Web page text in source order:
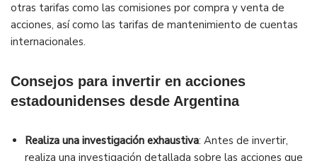
otras tarifas como las comisiones por compra y venta de
acciones, así como las tarifas de mantenimiento de cuentas
internacionales.
Consejos para invertir en acciones
estadounidenses desde Argentina
Realiza una investigación exhaustiva: Antes de invertir,
realiza una investigación detallada sobre las acciones que